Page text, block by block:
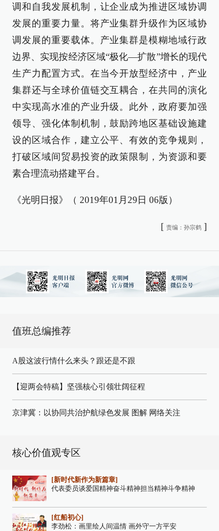
调和自我发展机制，让企业成为推进区域协调
发展的重要力量。将产业集群升级作为区域协
调发展的重要载体。产业集群是模糊地域行政
边界、实现按经济区域“极化—扩散”增长的现代
生产力配置方式。在当今开放型经济中，产业
集群还与全球价值链交互耦合，在共同的演化
中实现高水准的产业升级。此外，政府要加强
领导、强化体制机制，鼓励跨地区基础设施建
设的区域合作，建立公平、有效的竞争规则，
打破区域间贸易投资的政策限制，为资源和要
素合理流动搭建平台。
《光明日报》（ 2019年01月29日 06版）
[ 责编：孙宗鹤 ]
值班总编推荐
A股这波行情什么来头？跟还是不跟
【迎两会特稿】坚强核心引领壮阔征程
京津冀：以协同共治护航绿色发展 图解 网络关注
核心价值观专区
[新时代新作为新篇章]
代表委员谈爱国精神奋斗精神担当精神斗争精神
[红船初心]
李劲松：画里绘人间温情 画外守一方平安